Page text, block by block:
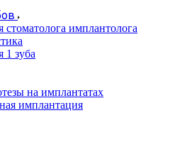
стоматолога имплантолога
1 зуба
на имплантатах
имплантация